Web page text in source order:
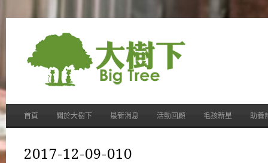
首頁 關於大樹下 最新消息 活動回顧 毛孩新星 助養
2017-12-09-010